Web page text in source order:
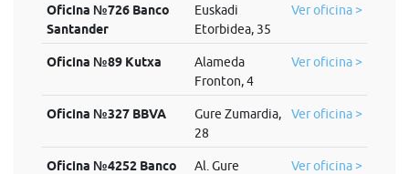
Oficina №726 Banco
Santander
Euskadi
Etorbidea, 35
Ver oficina >
Oficina №89 Kutxa
Alameda
Fronton, 4
Ver oficina >
Oficina №327 BBVA
Gure Zumardia,
28
Ver oficina >
Oficina №4252 Banco
Al. Gure
Ver oficina >